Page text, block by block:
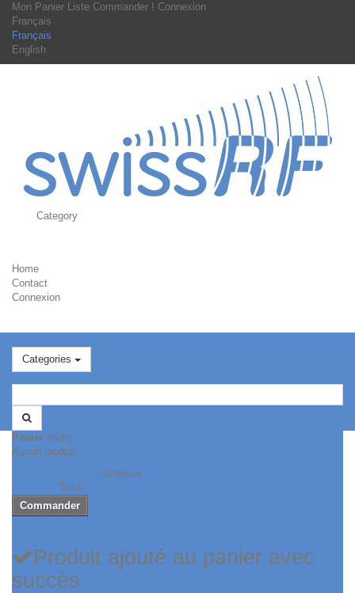
Mon Panier Liste Commander ! Connexion
Français
Français
English
Category
Home
Contact
Connexion
Categories
Panier (vide)
Aucun produit
Livraison
Total
Commander
Produit ajouté au panier avec
succès